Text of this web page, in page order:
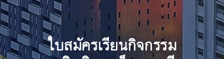
ใบสมัครเรียนกิจกรรม